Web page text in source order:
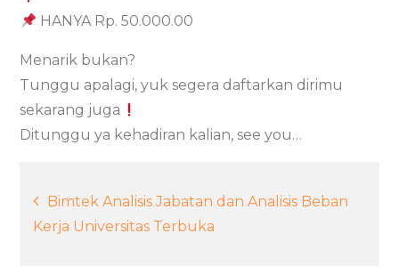
HANYA Rp. 50.000.00
Menarik bukan?
Tunggu apalagi, yuk segera daftarkan dirimu
sekarang juga
Ditunggu ya kehadiran kalian, see you…
Post
navigation
Bimtek Analisis Jabatan dan Analisis Beban
Kerja Universitas Terbuka